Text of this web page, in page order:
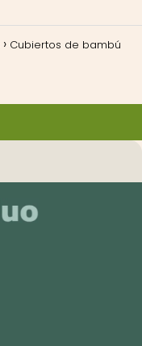
Cubiertos de bambú